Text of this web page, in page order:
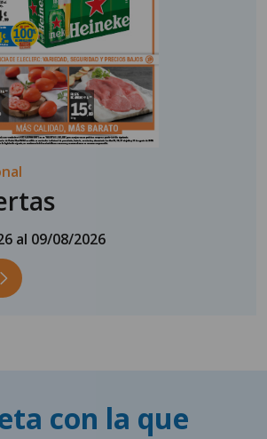
al 09/08/2026
con la que